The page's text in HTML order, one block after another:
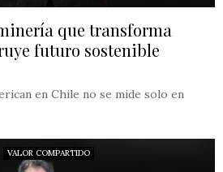
que transforma
futuro sostenible
en Chile no se mide solo en
VALOR COMPARTIDO